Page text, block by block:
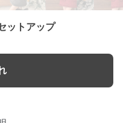
ットアップ